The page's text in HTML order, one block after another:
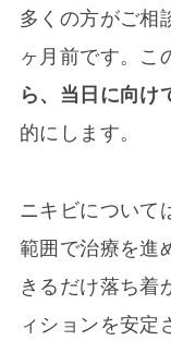
多くの方がご相
ヶ月前です。こ
ら、当日に向け
的にします。
ニキビについて
範囲で治療を進
きるだけ落ち着
ィションを安定